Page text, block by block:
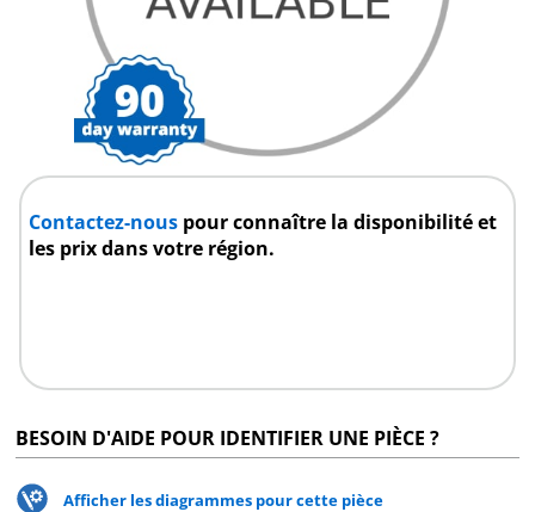
Contactez-nous pour connaître la disponibilité et
les prix dans votre région.
BESOIN D'AIDE POUR IDENTIFIER UNE PIÈCE ?
Afficher les diagrammes pour cette pièce